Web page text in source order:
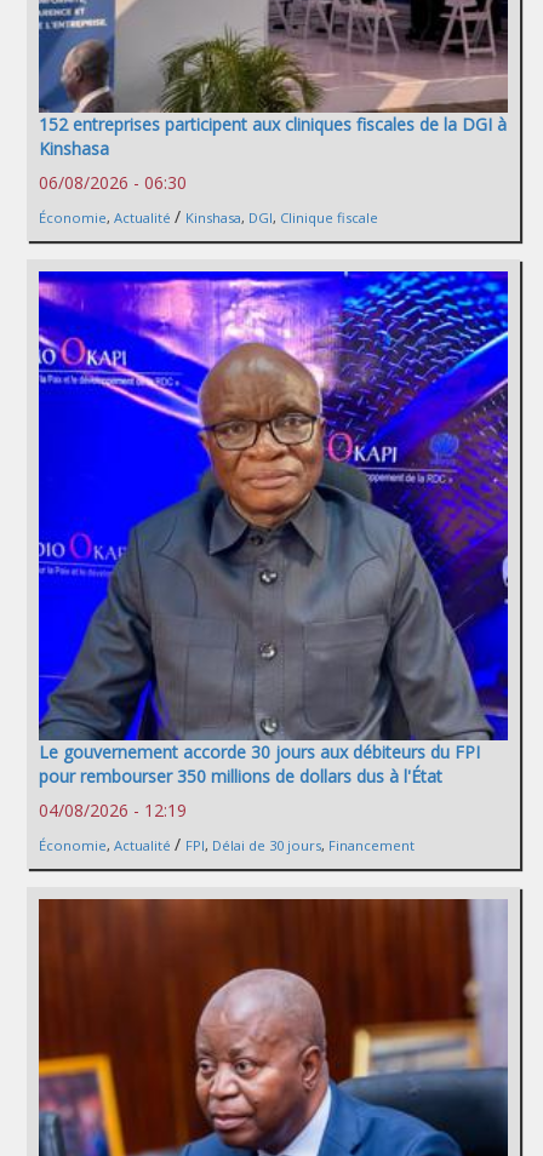
152 entreprises participent aux cliniques fiscales de la DGI à
Kinshasa
06/08/2026 - 06:30
Économie, Actualité / Kinshasa, DGI, Clinique fiscale
Le gouvernement accorde 30 jours aux débiteurs du FPI
pour rembourser 350 millions de dollars dus à l'État
04/08/2026 - 12:19
Économie, Actualité / FPI, Délai de 30 jours, Financement